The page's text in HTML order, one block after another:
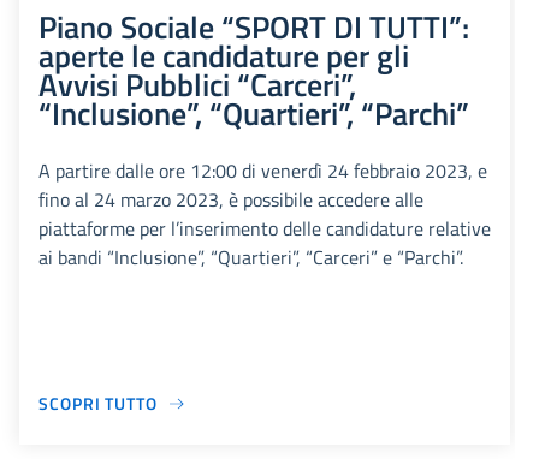
Piano Sociale “SPORT DI TUTTI”:
aperte le candidature per gli
Avvisi Pubblici “Carceri”,
“Inclusione”, “Quartieri”, “Parchi”
A partire dalle ore 12:00 di venerdì 24 febbraio 2023, e
fino al 24 marzo 2023, è possibile accedere alle
piattaforme per l’inserimento delle candidature relative
ai bandi “Inclusione”, “Quartieri”, “Carceri” e “Parchi”.
SCOPRI TUTTO